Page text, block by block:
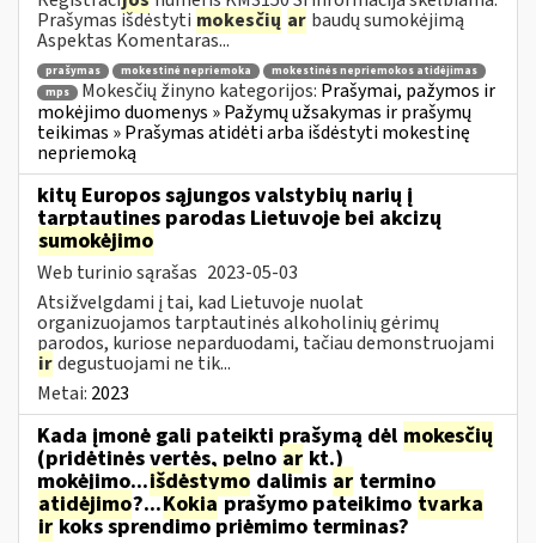
Prašymas išdėstyti mokesčių ar baudų sumokėjimą
Aspektas Komentaras...
prašymas mokestinė nepriemoka
mokestinės nepriemokos atidėjimas
mps
Mokesčių žinyno kategorijos: Prašymai, pažymos ir
mokėjimo duomenys » Pažymų užsakymas ir prašymų
teikimas » Prašymas atidėti arba išdėstyti mokestinę
nepriemoką
kitų Europos sąjungos valstybių narių į
tarptautines parodas Lietuvoje bei akcizų
sumokėjimo
Web turinio sąrašas 2023-05-03
Atsižvelgdami į tai, kad Lietuvoje nuolat
organizuojamos tarptautinės alkoholinių gėrimų
parodos, kuriose neparduodami, tačiau demonstruojami
irdegustuojami ne tik...
Metai: 2023
Kada įmonė gali pateikti prašymą dėl mokesčių
(pridėtinės vertės, pelno ar kt.)
mokėjimo...išdėstymo dalimis ar termino
atidėjimo?...Kokiaprašymo pateikimo tvarka
irkoks sprendimo priėmimo terminas?